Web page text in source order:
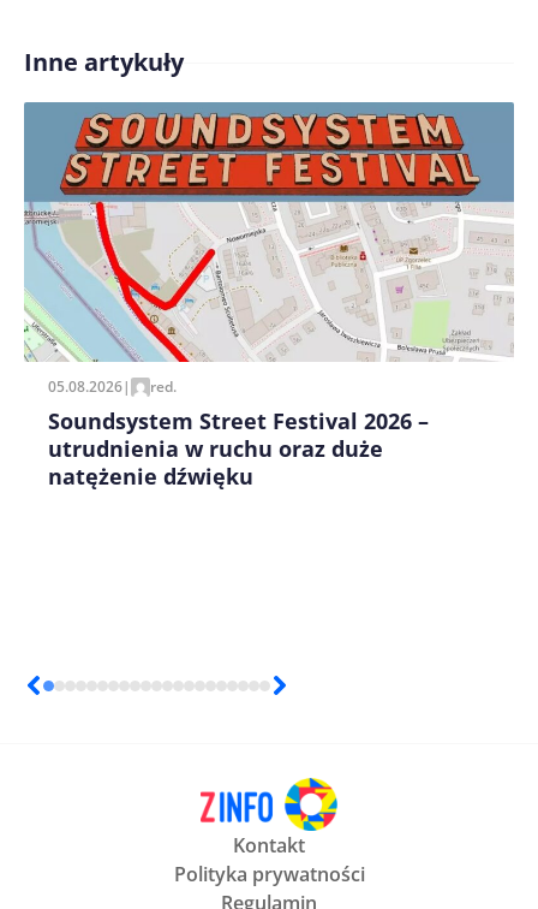
Treść komentarza*
Zapamiętaj moje dane w tej przeglądarce podczas
pisania kolejnych komentarzy.
Inne artykuły
05.08.2026| red.
Soundsystem Street Festival 2026 –
utrudnienia w ruchu oraz duże
natężenie dźwięku
Kontakt
Polityka prywatności
Regulamin